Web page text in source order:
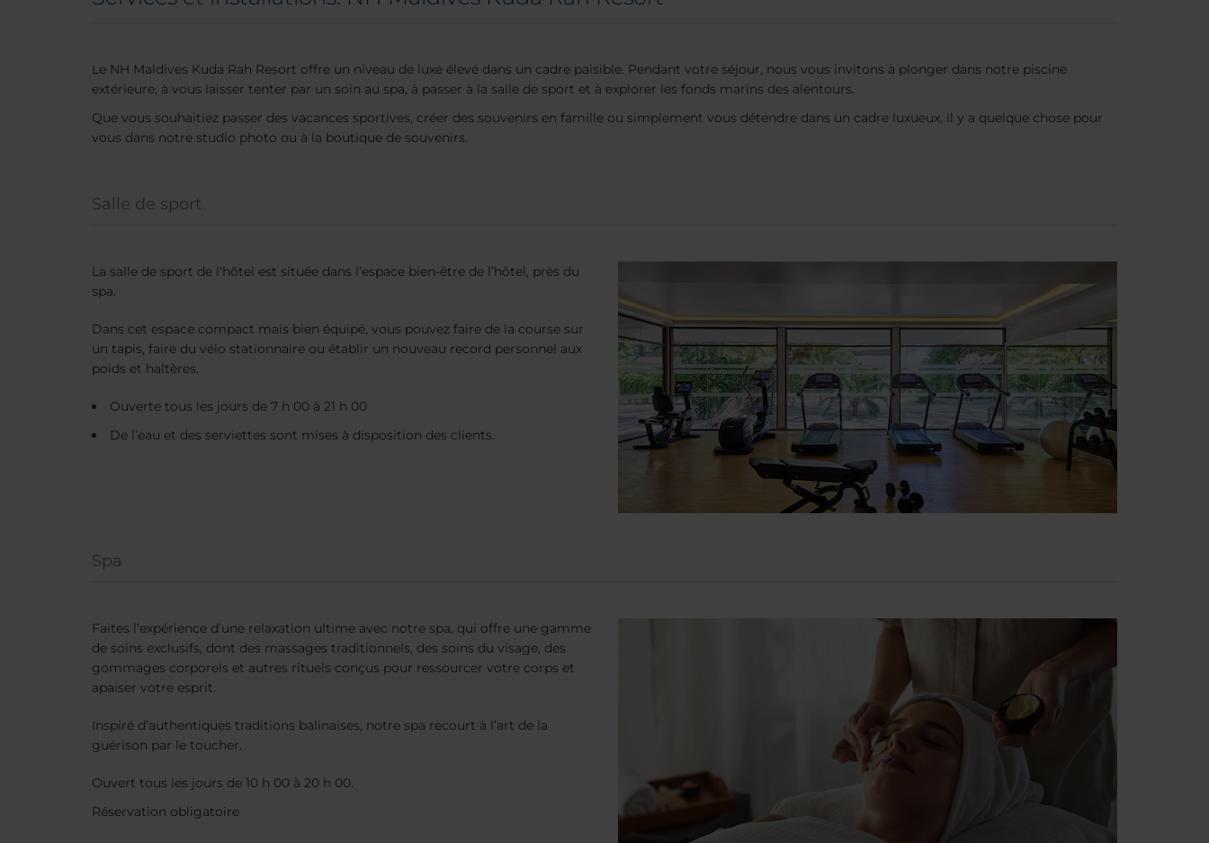
Le NH Maldives Kuda Rah Resort offre un niveau de luxe élevé dans un cadre paisible. Pendant votre séjour, nous vous invitons à plonger dans notre piscine
extérieure, à vous laisser tenter par un soin au spa, à passer à la salle de sport et à explorer les fonds marins des alentours.
Que vous souhaitiez passer des vacances sportives, créer des souvenirs en famille ou simplement vous détendre dans un cadre luxueux, il y a quelque chose pour
vous dans notre studio photo ou à la boutique de souvenirs.
Salle de sport
La salle de sport de l'hôtel est située dans l’espace bien-être de l’hôtel, près du
spa.
Dans cet espace compact mais bien équipé, vous pouvez faire de la course sur
un tapis, faire du vélo stationnaire ou établir un nouveau record personnel aux
poids et haltères.
Ouverte tous les jours de 7 h 00 à 21 h 00
De l’eau et des serviettes sont mises à disposition des clients.
Spa
Faites l’expérience d’une relaxation ultime avec notre spa, qui offre une gamme
de soins exclusifs, dont des massages traditionnels, des soins du visage, des
gommages corporels et autres rituels conçus pour ressourcer votre corps et
apaiser votre esprit.
Inspiré d’authentiques traditions balinaises, notre spa recourt à l’art de la
guérison par le toucher.
Ouvert tous les jours de 10 h 00 à 20 h 00.
Réservation obligatoire
Rechercher
Code Promo